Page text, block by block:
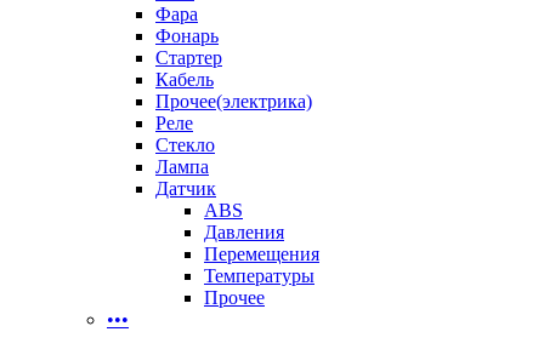
Фара
Фонарь
Стартер
Кабель
Прочее(электрика)
Реле
Стекло
Лампа
Датчик
ABS
Давления
Перемещения
Температуры
Прочее
•••